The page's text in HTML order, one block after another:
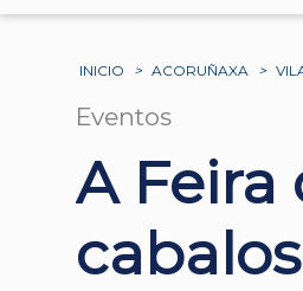
INICIO > ACORUÑAXA >
Eventos
A Feira